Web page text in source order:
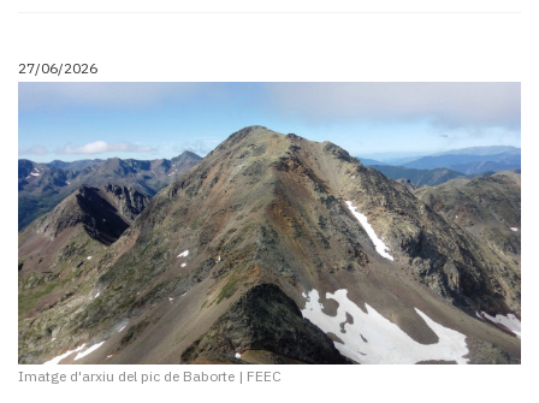
Pallars
Contingut
Lo
més
llegit...
Editorial
27/06/2026
Imatge d'arxiu del pic de Baborte | FEEC